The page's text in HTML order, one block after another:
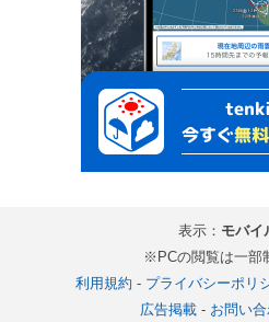
表示： モバイ
※PCの閲覧は一部
利用規約 - プライバシーポリ
広告掲載- お問い